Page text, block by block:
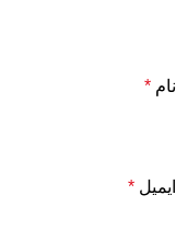
نام *
ایمیل *